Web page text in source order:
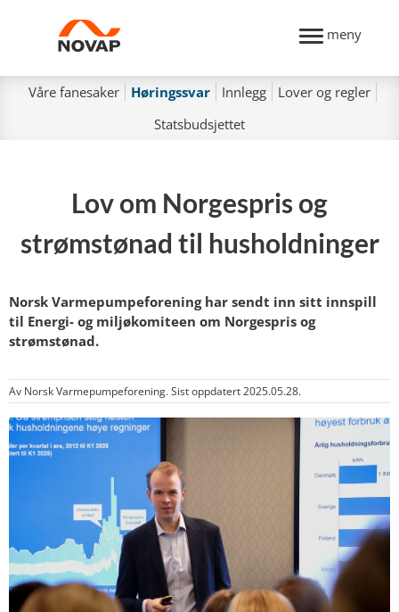
meny
Våre fanesaker Høringssvar Innlegg
Lover og regler
Statsbudsjettet
Lov om Norgespris og
strømstønad til husholdninger
Norsk Varmepumpeforening har sendt inn sitt innspill
til Energi- og miljøkomiteen om Norgespris og
strømstønad.
Av Norsk Varmepumpeforening. Sist oppdatert 2025.05.28.